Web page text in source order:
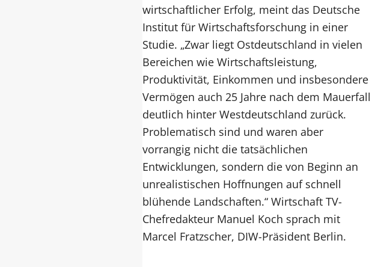
wirtschaftlicher Erfolg, meint das Deutsche
Institut für Wirtschaftsforschung in einer
Studie. „Zwar liegt Ostdeutschland in vielen
Bereichen wie Wirtschaftsleistung,
Produktivität, Einkommen und insbesondere
Vermögen auch 25 Jahre nach dem Mauerfall
deutlich hinter Westdeutschland zurück.
Problematisch sind und waren aber
vorrangig nicht die tatsächlichen
Entwicklungen, sondern die von Beginn an
unrealistischen Hoffnungen auf schnell
blühende Landschaften.“ Wirtschaft TV-
Chefredakteur Manuel Koch sprach mit
Marcel Fratzscher, DIW-Präsident Berlin.